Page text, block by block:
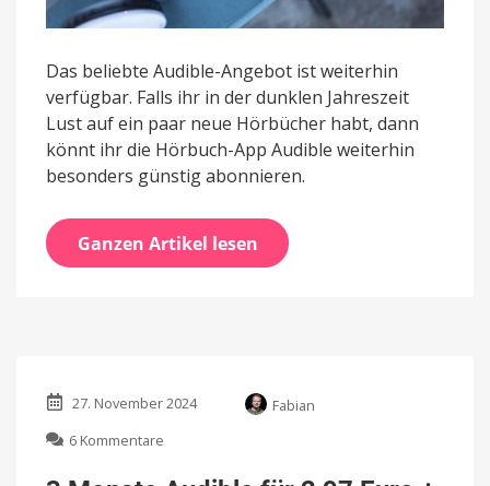
Das beliebte Audible-Angebot ist weiterhin
verfügbar. Falls ihr in der dunklen Jahreszeit
Lust auf ein paar neue Hörbücher habt, dann
könnt ihr die Hörbuch-App Audible weiterhin
besonders günstig abonnieren.
Ganzen Artikel lesen
27. November 2024
Fabian
6 Kommentare
Monate